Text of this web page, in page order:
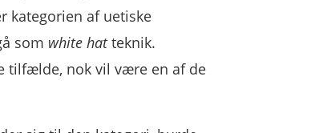
kategorien af uetiske
som white hatteknik.
tilfælde, nok vil være en af de